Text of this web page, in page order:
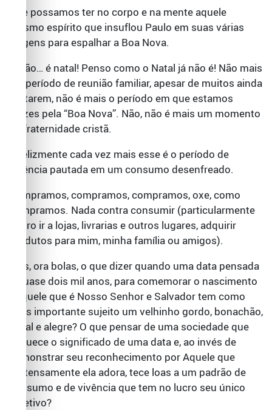
Que possamos ter no corpo e na mente aquele
mesmo espírito que insuflou Paulo em suas várias
viagens para espalhar a Boa Nova.
Então… é natal! Penso como o Natal já não é! Não mais
é o período de reunião familiar, apesar de muitos ainda
tentarem, não é mais o período em que estamos
felizes pela “Boa Nova”. Não, não é mais um momento
de fraternidade cristã.
Infelizmente cada vez mais esse é o período de
vivência pautada em um consumo desenfreado.
Compramos, compramos, compramos, oxe, como
compramos. Nada contra consumir (particularmente
adoro ir a lojas, livrarias e outros lugares, adquirir
produtos para mim, minha família ou amigos).
Mas, ora bolas, o que dizer quando uma data pensada
a quase dois mil anos, para comemorar o nascimento
Daquele que é Nosso Senhor e Salvador tem como
mais importante sujeito um velhinho gordo, bonachão,
jovial e alegre? O que pensar de uma sociedade que
esquece o significado de uma data e, ao invés de
demonstrar seu reconhecimento por Aquele que
pretensamente ela adora, tece loas a um padrão de
consumo e de vivência que tem no lucro seu único
objetivo?